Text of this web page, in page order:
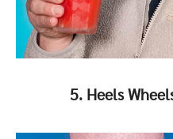
5. Heels